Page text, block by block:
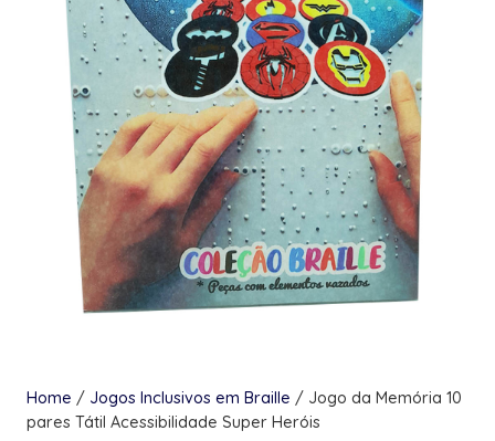
Home / Jogos Inclusivos em Braille / Jogo da Memória 10
pares Tátil Acessibilidade Super Heróis